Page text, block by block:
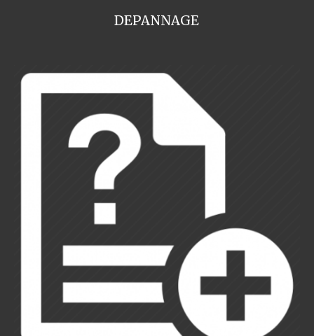
DEPANNAGE